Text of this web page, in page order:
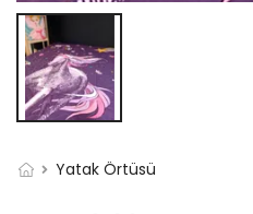
Yatak Örtüsü